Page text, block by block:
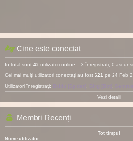
Cine este conectat
In total sunt 42 utilizatori online :: 3 înregistrați, 0
Cei mai mulţi utilizatori conectaţi au fost 621 pe 24 Feb
Utilizatori înregistraţi:
Vezi detalii
Membri Recenți
Tot timpul
Nume utilizator